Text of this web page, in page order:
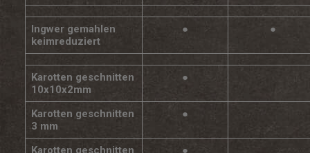
Ingwer gemahlen
keimreduziert
● ●
Karotten geschnitten
10x10x2mm
●
Karotten geschnitten
3 mm
●
Karotten geschnitten
●